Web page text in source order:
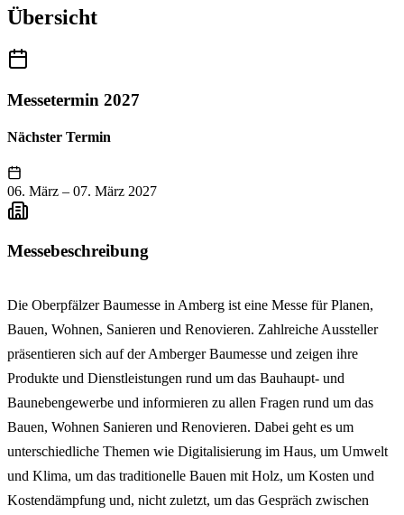
Übersicht
Messetermin 2027
Nächster Termin
06. März – 07. März 2027
Messebeschreibung
Die Oberpfälzer Baumesse in Amberg ist eine Messe für Planen,
Bauen, Wohnen, Sanieren und Renovieren. Zahlreiche Aussteller
präsentieren sich auf der Amberger Baumesse und zeigen ihre
Produkte und Dienstleistungen rund um das Bauhaupt- und
Baunebengewerbe und informieren zu allen Fragen rund um das
Bauen, Wohnen Sanieren und Renovieren. Dabei geht es um
unterschiedliche Themen wie Digitalisierung im Haus, um Umwelt
und Klima, um das traditionelle Bauen mit Holz, um Kosten und
Kostendämpfung und, nicht zuletzt, um das Gespräch zwischen